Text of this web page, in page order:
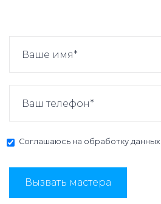
Соглашаюсь на обработку данных
Вызвать мастера